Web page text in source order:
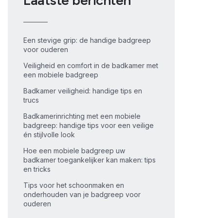
Een stevige grip: de handige badgreep
voor ouderen
Veiligheid en comfort in de badkamer met
een mobiele badgreep
Badkamer veiligheid: handige tips en
trucs
Badkamerinrichting met een mobiele
badgreep: handige tips voor een veilige
én stijlvolle look
Hoe een mobiele badgreep uw
badkamer toegankelijker kan maken: tips
en tricks
Tips voor het schoonmaken en
onderhouden van je badgreep voor
ouderen